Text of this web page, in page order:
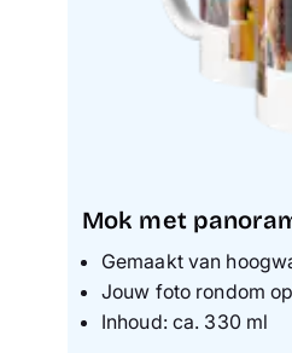
Mok met
Gemaakt van
Jouw foto rondom
Inhoud: ca. 330 ml